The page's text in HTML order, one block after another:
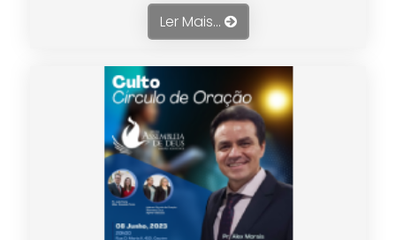
Ler Mais...